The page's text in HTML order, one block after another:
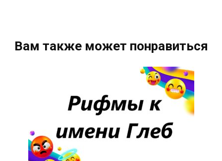
Вам также может понравиться